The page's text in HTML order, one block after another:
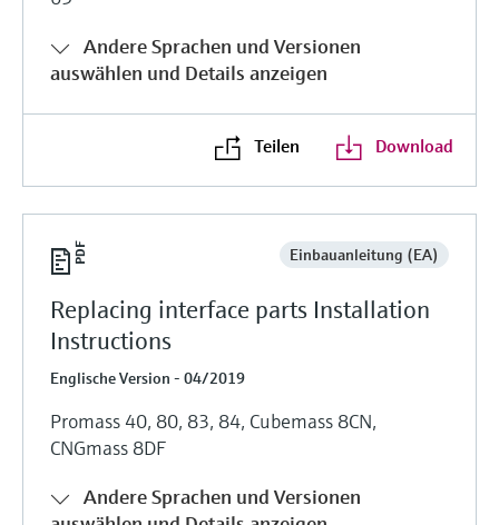
Andere Sprachen und Versionen
auswählen und Details anzeigen
Teilen Download
Einbauanleitung (EA)
Replacing interface parts Installation
Instructions
Englische Version - 04/2019
Promass 40, 80, 83, 84, Cubemass 8CN,
CNGmass 8DF
Andere Sprachen und Versionen